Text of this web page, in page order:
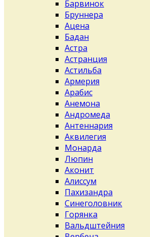
Барвинок
Бруннера
Ацена
Бадан
Астра
Астранция
Астильба
Армерия
Арабис
Анемона
Андромеда
Антеннария
Аквилегия
Монарда
Люпин
Аконит
Алиссум
Пахизандра
Синеголовник
Горянка
Вальдштейния